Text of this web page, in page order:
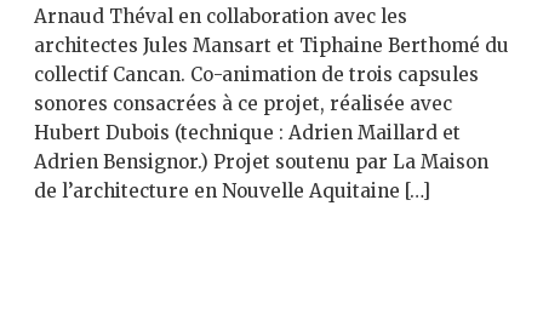
Arnaud Théval en collaboration avec les
architectes Jules Mansart et Tiphaine Berthomé du
collectif Cancan. Co-animation de trois capsules
sonores consacrées à ce projet, réalisée avec
Hubert Dubois (technique : Adrien Maillard et
Adrien Bensignor.) Projet soutenu par La Maison
de l’architecture en Nouvelle Aquitaine […]